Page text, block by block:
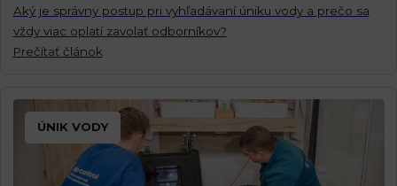
Aký je správny postup pri vyhľadávaní úniku vody a prečo sa
vždy viac oplatí zavolať odborníkov?
Prečítať článok
ÚNIK VODY